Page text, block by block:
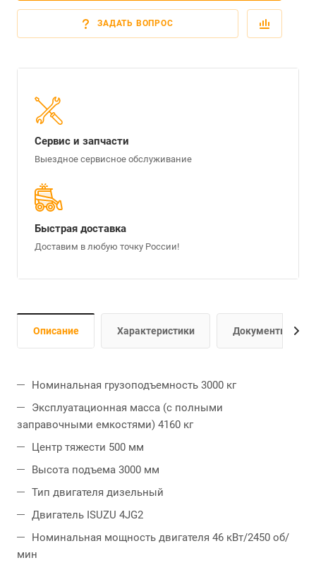
ЗАДАТЬ ВОПРОС
Сервис и запчасти
Выездное сервисное обслуживание
Быстрая доставка
Доставим в любую точку России!
Описание Характеристики Документы
Номинальная грузоподъемность 3000 кг
Эксплуатационная масса (с полными
заправочными емкостями) 4160 кг
Центр тяжести 500 мм
Высота подъема 3000 мм
Тип двигателя дизельный
Двигатель ISUZU 4JG2
Номинальная мощность двигателя 46 кВт/2450 об/
мин